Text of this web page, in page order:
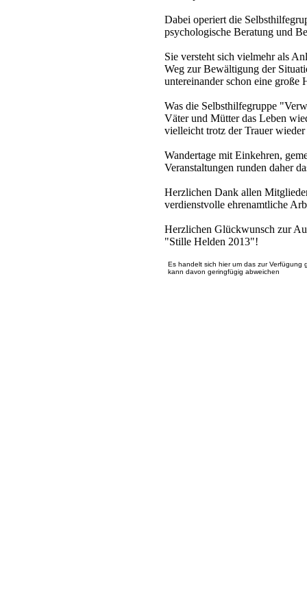
Dabei operiert die
psychologische Beratung und
Sie versteht sich vielmehr als
Weg zur Bewältigung der
untereinander schon eine große
Was die Selbsthilfegruppe
Väter und Mütter das Leben
vielleicht trotz der Trauer
Wandertage mit Einkehren,
Veranstaltungen runden daher
Herzlichen Dank allen
verdienstvolle ehrenamtliche
Herzlichen Glückwunsch zur
"Stille Helden 2013"!
Es handelt sich hier um das zur Verfügung
kann davon geringfügig abweichen